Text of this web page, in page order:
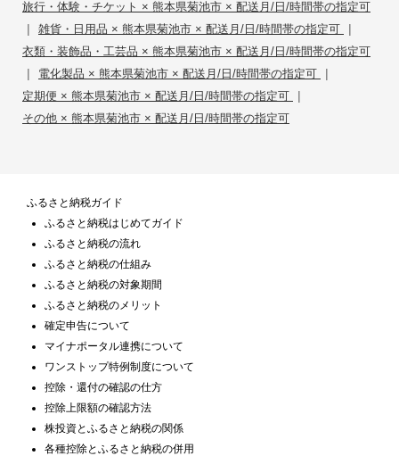
旅行・体験・チケット × 熊本県菊池市 × 配送月/日/時間帯の指定可
| 雑貨・日用品 × 熊本県菊池市 × 配送月/日/時間帯の指定可 |
衣類・装飾品・工芸品 × 熊本県菊池市 × 配送月/日/時間帯の指定可
| 電化製品 × 熊本県菊池市 × 配送月/日/時間帯の指定可 |
定期便 × 熊本県菊池市 × 配送月/日/時間帯の指定可 |
その他 × 熊本県菊池市 × 配送月/日/時間帯の指定可
ふるさと納税ガイド
ふるさと納税はじめてガイド
ふるさと納税の流れ
ふるさと納税の仕組み
ふるさと納税の対象期間
ふるさと納税のメリット
確定申告について
マイナポータル連携について
ワンストップ特例制度について
控除・還付の確認の仕方
控除上限額の確認方法
株投資とふるさと納税の関係
各種控除とふるさと納税の併用